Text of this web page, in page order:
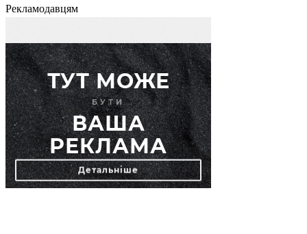
Рекламодавцям